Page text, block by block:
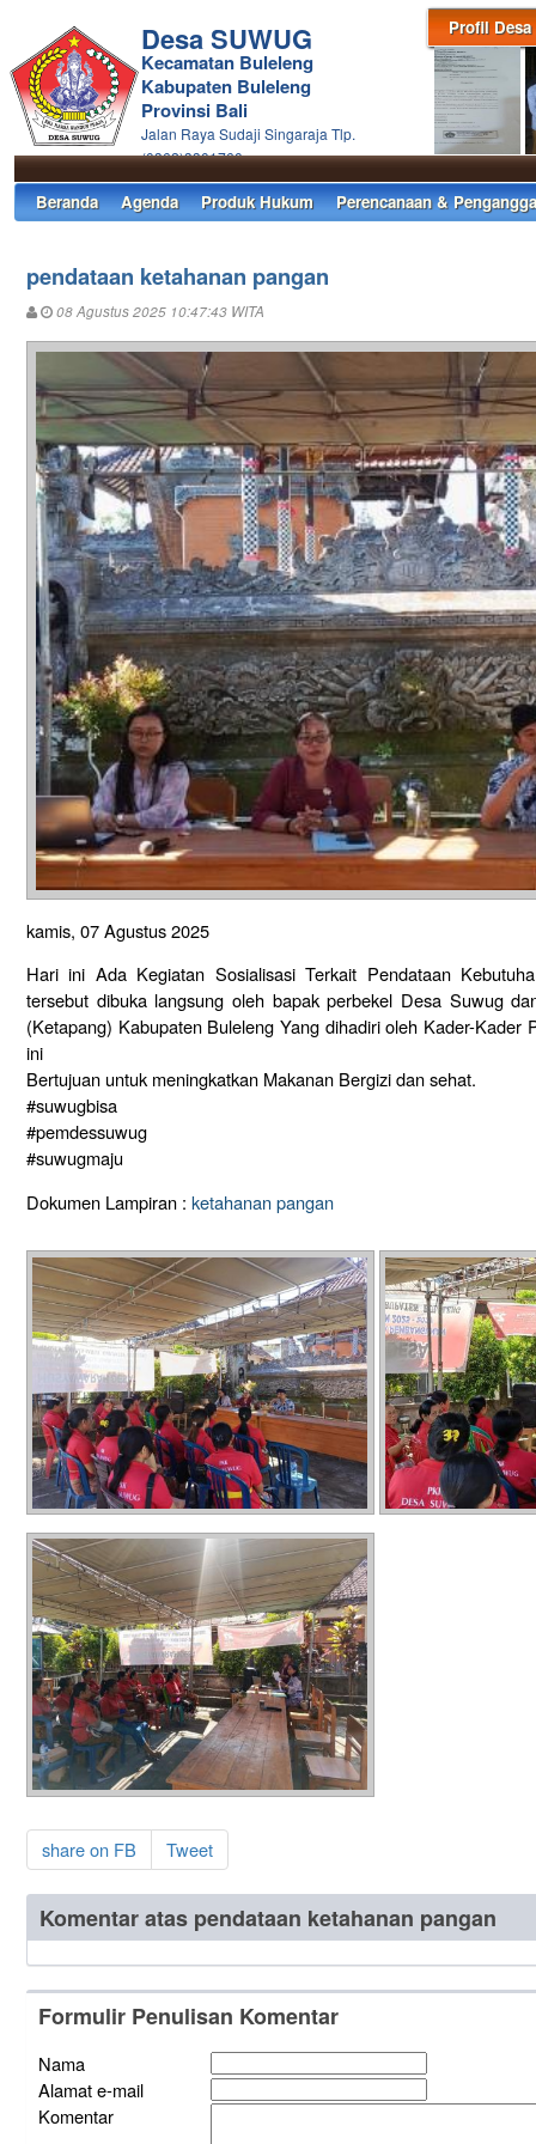
Profil Desa
Desa SUWUG
Kecamatan Buleleng
Kabupaten Buleleng
Provinsi Bali
Jalan Raya Sudaji Singaraja Tlp.
(0362)3301760
Beranda Agenda Produk Hukum Perencanaan &
pendataan ketahanan pangan
08 Agustus 2025 10:47:43 WITA
kamis, 07 Agustus 2025
Hari ini Ada Kegiatan Sosialisasi Terkait Pendataan
tersebut dibuka langsung oleh bapak perbekel Desa Suwug
(Ketapang) Kabupaten Buleleng Yang dihadiri oleh Kader-Kader
ini
Bertujuan untuk meningkatkan Makanan Bergizi dan sehat.
#suwugbisa
#pemdessuwug
#suwugmaju
Dokumen Lampiran : ketahanan pangan
share on FB Tweet
Komentar atas pendataan ketahanan pangan
Formulir Penulisan Komentar
Nama
Alamat e-mail
Komentar